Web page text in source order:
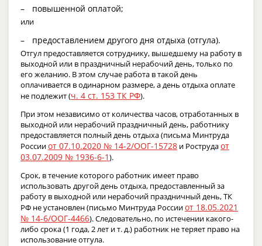
повышенной оплатой;
или
предоставлением другого дня отдыха (отгула).
Отгул предоставляется сотруднику, вышедшему на работу в
выходной или в праздничный нерабочий день, только по
его желанию. В этом случае работа в такой день
оплачивается в одинарном размере, а день отдыха оплате
не подлежит (ч. 4 ст. 153 ТК РФ).
При этом независимо от количества часов, отработанных в
выходной или нерабочий праздничный день, работнику
предоставляется полный день отдыха (письма Минтруда
Россииот 07.10.2020 № 14-2/ООГ-15728 и Рострудаот
03.07.2009 № 1936-6-1).
Срок, в течение которого работник имеет право
использовать другой день отдыха, предоставленный за
работу в выходной или нерабочий праздничный день, ТК
РФ не установлен (письмо Минтруда Россииот 18.05.2021
№ 14-6/ООГ-4466). Следовательно, по истечении какого-
либо срока (1 года, 2 лет и т. д.) работник не теряет право на
использование отгула.